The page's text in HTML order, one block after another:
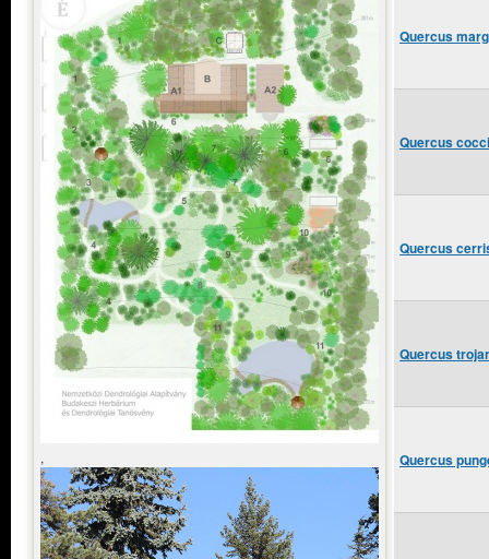
Quercus
Quercus
Quercus
Quercus
Quercus
,